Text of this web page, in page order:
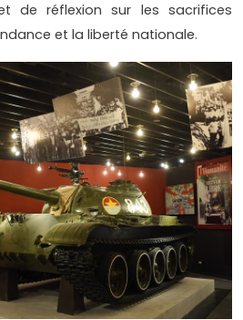
de réflexion sur les sacrifices
et la liberté nationale.